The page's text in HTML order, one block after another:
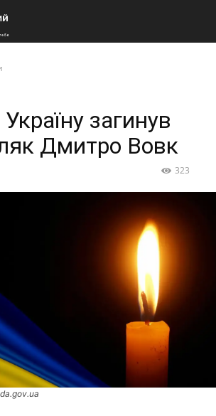
загинув
Дмитро Вовк
323